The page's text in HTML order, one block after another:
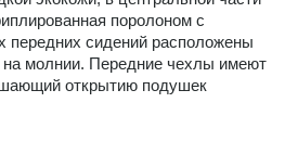
поролоном с
передних сидений расположены
молнии. Передние чехлы имеют
открытию подушек